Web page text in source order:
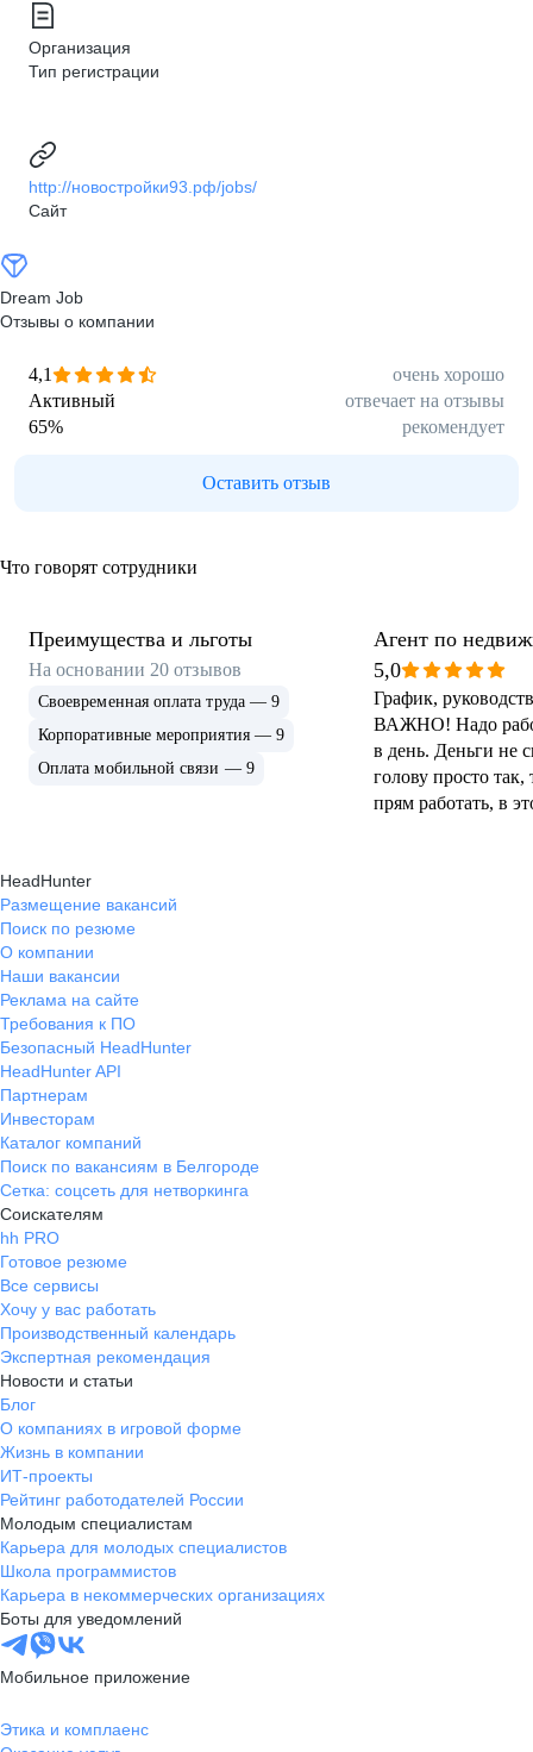
Организация
Тип регистрации
http://новостройки93.рф/jobs/
Сайт
Dream Job
Отзывы о компании
4,1
очень хорошо
Активный
отвечает на отзывы
65% рекомендует
Оставить отзыв
Что говорят сотрудники
Преимущества и льготы
На основании 20 отзывов
Своевременная оплата труда — 9
Корпоративные мероприятия — 9
Оплата мобильной связи — 9
Агент по
5,0
График,
ВАЖНО! Надо
в день. Деньги не
голову просто так,
прям работать, в
HeadHunter
Размещение вакансий
Поиск по резюме
О компании
Наши вакансии
Реклама на сайте
Требования к ПО
Безопасный HeadHunter
HeadHunter API
Партнерам
Инвесторам
Каталог компаний
Поиск по вакансиям в Белгороде
Сетка: соцсеть для нетворкинга
Соискателям
hh PRO
Готовое резюме
Все сервисы
Хочу у вас работать
Производственный календарь
Экспертная рекомендация
Новости и статьи
Блог
О компаниях в игровой форме
Жизнь в компании
ИТ-проекты
Рейтинг работодателей России
Молодым специалистам
Карьера для молодых специалистов
Школа программистов
Карьера в некоммерческих организациях
Боты для уведомлений
Мобильное приложение
Этика и комплаенс